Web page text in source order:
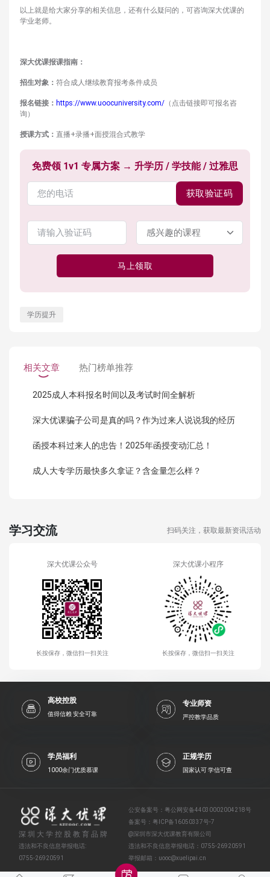
以上就是给大家分享的相关信息，还有什么疑问的，可咨询深大优课的
学业老师。
深大优课报课指南：
招生对象： 符合成人继续教育报考条件成员
报名链接： https://www.uoocuniversity.com/ （点击链接即可报名咨
询）
授课方式： 直播+录播+面授混合式教学
免费领 1v1 专属方案 → 升学历 / 学技能 / 过雅思
获取验证码
马上领取
学历提升
相关文章 热门榜单推荐
2025成人本科报名时间以及考试时间全解析
深大优课骗子公司是真的吗？作为过来人说说我的经历
函授本科过来人的忠告！2025年函授变动汇总！
成人大专学历最快多久拿证？含金量怎么样？
学习交流 扫码关注，获取最新资讯活动
深大优课公众号
长按保存，微信扫一扫关注
深大优课小程序
长按保存，微信扫一扫关注
高校控股
值得信赖 安全可靠
专业师资
严控教学品质
学员福利
1000余门优质慕课
正规学历
国家认可 学信可查
深圳大学控股教育品牌
违法和不良信息举报电话:
0755-26920591
公安备案号： 粤公网安备44030002004218号
备案号： 粤ICP备16050337号-7
@深圳市深大优课教育有限公司
违法和不良信息举报电话： 0755-26920591
举报邮箱： uooc@xuelipai.cn